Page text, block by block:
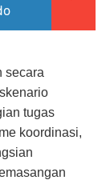
secara
tugas
koordinasi,